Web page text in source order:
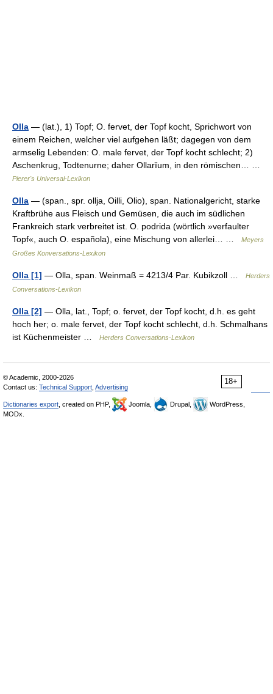
Olla — (lat.), 1) Topf; O. fervet, der Topf kocht, Sprichwort von
einem Reichen, welcher viel aufgehen läßt; dagegen von dem
armselig Lebenden: O. male fervet, der Topf kocht schlecht; 2)
Aschenkrug, Todtenurne; daher Ollarĭum, in den römischen… …
Pierer's Universal-Lexikon
Olla — (span., spr. ollja, Oilli, Olio), span. Nationalgericht, starke
Kraftbrühe aus Fleisch und Gemüsen, die auch im südlichen
Frankreich stark verbreitet ist. O. podrida (wörtlich »verfaulter
Topf«, auch O. española), eine Mischung von allerlei… …
Meyers
Großes Konversations-Lexikon
Olla [1] — Olla, span. Weinmaß = 4213/4 Par. Kubikzoll …
Herders
Conversations-Lexikon
Olla [2] — Olla, lat., Topf; o. fervet, der Topf kocht, d.h. es geht
hoch her; o. male fervet, der Topf kocht schlecht, d.h. Schmalhans
ist Küchenmeister …
Herders Conversations-Lexikon
18+
© Academic, 2000-2026
Contact us: Technical Support Advertising
Dictionaries export , created on PHP, Joomla, Drupal,
WordPress,
MODx.